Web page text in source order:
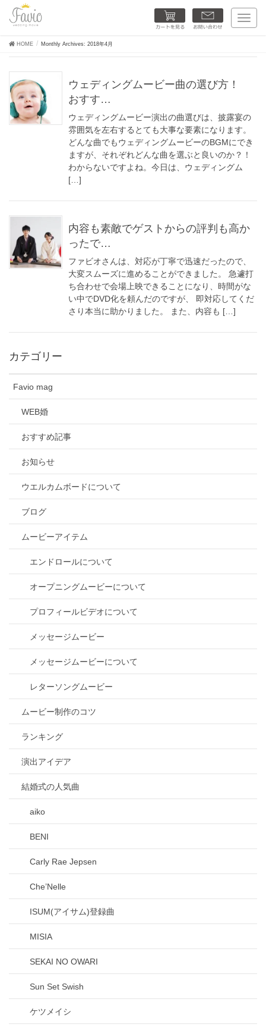
T
o
l
g
t
o
お問い合わせ
カートを見る
HOME Monthly Archives: 2018年4月
ウェディングムービー曲の選び方！
おすす…
ウェディングムービー演出の曲選びは、披露宴の
雰囲気を左右するとても大事な要素になります。
どんな曲でもウェディングムービーのBGMにでき
ますが、それぞれどんな曲を選ぶと良いのか？！
わからないですよね。今日は、ウェディングム
[…]
内容も素敵でゲストからの評判も高か
ったで…
ファビオさんは、対応が丁寧で迅速だったので、
大変スムーズに進めることができました。 急遽打
ち合わせで会場上映できることになり、時間がな
い中でDVD化を頼んだのですが、 即対応してくだ
さり本当に助かりました。 また、内容も […]
カテゴリー
Favio mag
WEB婚
おすすめ記事
お知らせ
ウエルカムボードについて
ブログ
ムービーアイテム
エンドロールについて
オープニングムービーについて
プロフィールビデオについて
メッセージムービー
メッセージムービーについて
レターソングムービー
ムービー制作のコツ
ランキング
演出アイデア
結婚式の人気曲
aiko
BENI
Carly Rae Jepsen
Che’Nelle
ISUM(アイサム)登録曲
MISIA
SEKAI NO OWARI
Sun Set Swish
ケツメイシ